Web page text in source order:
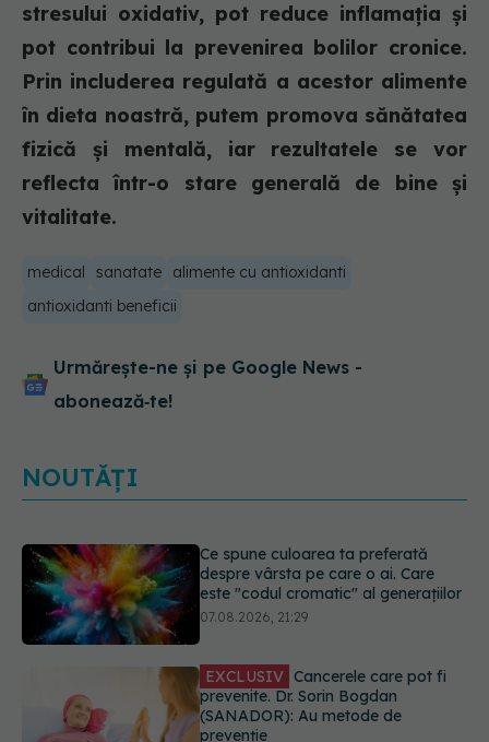
stresului oxidativ, pot reduce inflamația și
pot contribui la prevenirea bolilor cronice.
Prin includerea regulată a acestor alimente
în dieta noastră, putem promova sănătatea
fizică și mentală, iar rezultatele se vor
reflecta într-o stare generală de bine și
vitalitate.
medical sanatate
alimente cu antioxidanti
antioxidanti beneficii
Urmărește-ne și pe Google News -
abonează‑te!
NOUTĂȚI
EXCLUSIV Cancerele care pot fi
prevenite. Dr. Sorin Bogdan
(SANADOR): Au metode de
prevenție
Testul din deget care ar putea
indica riscul pentru 8 boli majore
07.08.2026, 18:34